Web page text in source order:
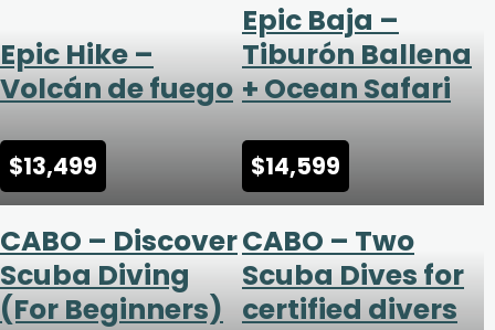
Epic Hike –
Volcán de fuego
$13,499
Epic Baja –
Tiburón Ballena
+ Ocean Safari
$14,599
CABO – Discover
Scuba Diving
(For Beginners)
CABO – Two
Scuba Dives for
certified divers